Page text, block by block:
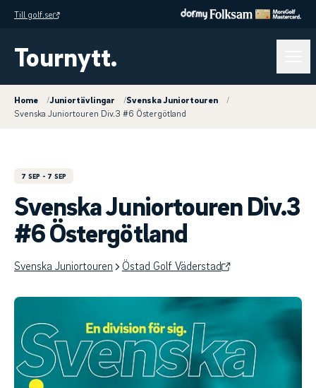
Till golf.se
Tournytt.
Home /Juniortävlingar /Svenska Juniortouren
/
Svenska Juniortouren Div.3 #6 Östergötland
7 SEP - 7 SEP
Svenska Juniortouren Div.3
#6 Östergötland
Svenska Juniortouren Östad Golf Väderstad